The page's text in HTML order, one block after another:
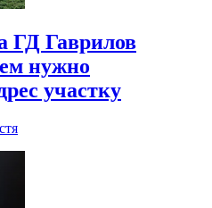
ГД Гаврилов
нужно
участку